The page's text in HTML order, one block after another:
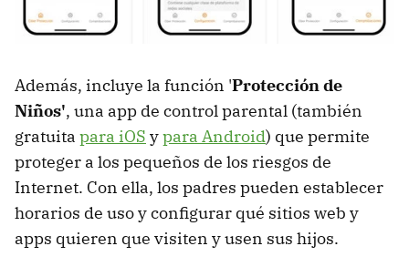
Además, incluye la función 'Protección de
Niños', una app de control parental (también
gratuita para iOS ypara Android) que permite
proteger a los pequeños de los riesgos de
Internet. Con ella, los padres pueden establecer
horarios de uso y configurar qué sitios web y
apps quieren que visiten y usen sus hijos.